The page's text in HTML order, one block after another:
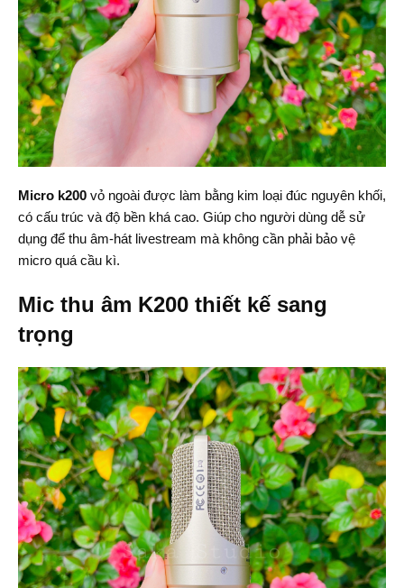
Micro k200 vỏ ngoài được làm bằng kim loại đúc nguyên khối,
có cấu trúc và độ bền khá cao. Giúp cho người dùng dễ sử
dụng để thu âm-hát livestream mà không cần phải bảo vệ
micro quá cầu kì.
Mic thu âm K200 thiết kế sang
trọng